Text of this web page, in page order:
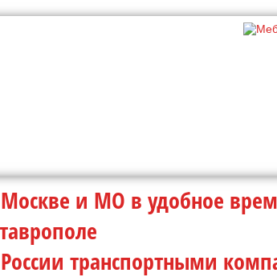
Москве и МО в удобное
в Ставрополе
транспортными